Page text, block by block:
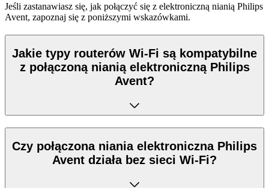
Jeśli zastanawiasz się, jak połączyć się z elektroniczną nianią Philips
Avent, zapoznaj się z poniższymi wskazówkami.
Jakie typy routerów Wi-Fi są kompatybilne
z połączoną nianią elektroniczną Philips
Avent?
Czy połączona niania elektroniczna Philips
Avent działa bez sieci Wi-Fi?